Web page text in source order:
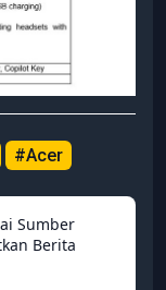
#Acer
Sumber
Berita